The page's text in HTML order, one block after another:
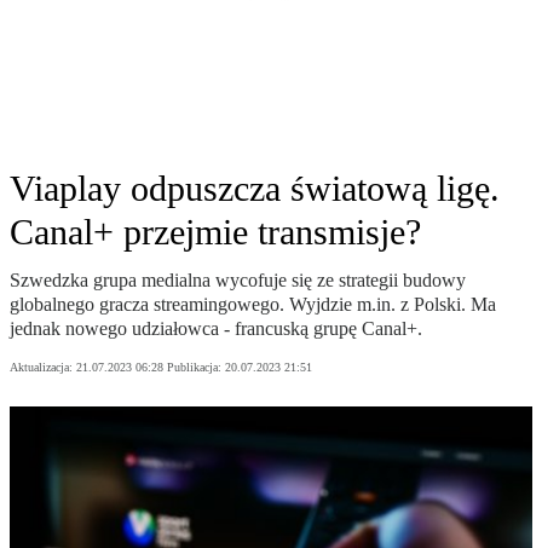
Viaplay odpuszcza światową ligę.
Canal+ przejmie transmisje?
Szwedzka grupa medialna wycofuje się ze strategii budowy
globalnego gracza streamingowego. Wyjdzie m.in. z Polski. Ma
jednak nowego udziałowca - francuską grupę Canal+.
Aktualizacja: 21.07.2023 06:28 Publikacja: 20.07.2023 21:51